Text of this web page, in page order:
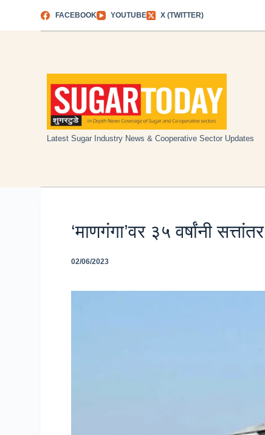
FACEBOOK YOUTUBE X (TWITTER)
Latest Sugar Industry News & Cooperative Sector Updates
‘माणगंगा’वर ३५ वर्षांनी सत्तांतर
02/06/2023